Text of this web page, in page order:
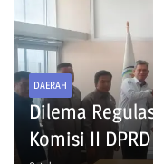
DAERAH
Dilema
Komisi II